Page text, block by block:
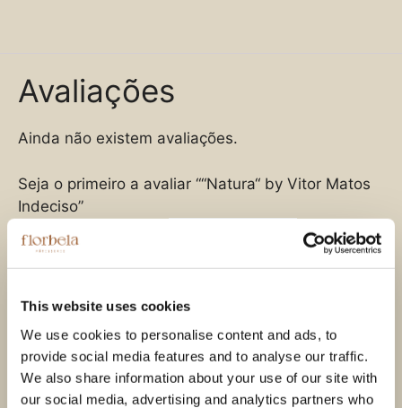
This website uses cookies
We use cookies to personalise content and ads, to
provide social media features and to analyse our traffic.
We also share information about your use of our site with
our social media, advertising and analytics partners who
Avaliações
Ainda não existem avaliações.
Seja o primeiro a avaliar ““Natura“ by Vitor Matos
Indeciso”
A sua classificação
A sua avaliação sobre o produto*
Nome*